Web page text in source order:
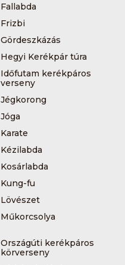
Fallabda
Frizbi
Gördeszkázás
Hegyi Kerékpár túra
Időfutam kerékpáros
verseny
Jégkorong
Jóga
Karate
Kézilabda
Kosárlabda
Kung-fu
Lövészet
Műkorcsolya
Országúti kerékpáros
körverseny